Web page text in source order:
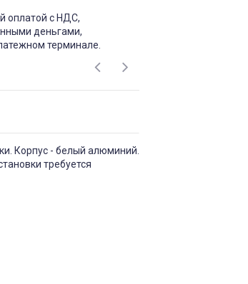
оплатой с НДС,
деньгами,
терминале.
Корпус - белый алюминий.
требуется